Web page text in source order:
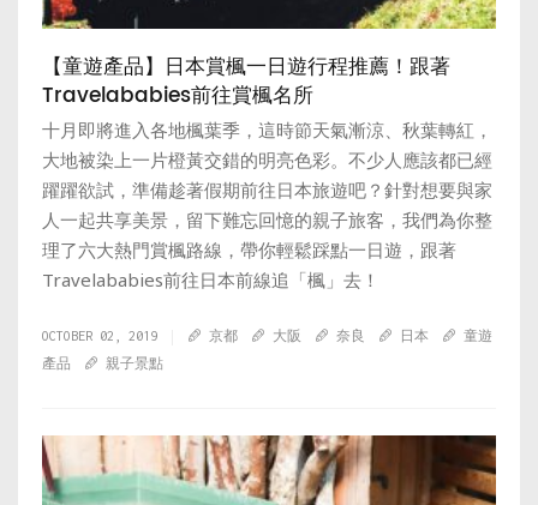
【童遊產品】日本賞楓一日遊行程推薦！跟著
Travelababies前往賞楓名所
十月即將進入各地楓葉季，這時節天氣漸涼、秋葉轉紅，
大地被染上一片橙黃交錯的明亮色彩。不少人應該都已經
躍躍欲試，準備趁著假期前往日本旅遊吧？針對想要與家
人一起共享美景，留下難忘回憶的親子旅客，我們為你整
理了六大熱門賞楓路線，帶你輕鬆踩點一日遊，跟著
Travelababies前往日本前線追「楓」去！
OCTOBER 02, 2019 京都 大阪 奈良 日本
童遊
產品
親子景點